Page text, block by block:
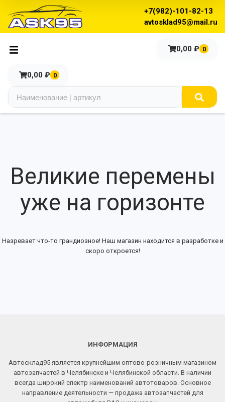
+7(982)-101-82-13
avtosklad95@mail.ru
0,00 ₽ 0
0,00 ₽ 0
Великие перемены
уже на горизонте
Назревает что-то грандиозное! Наш магазин находится в разработке и
скоро откроется!
ИНФОРМАЦИЯ
Автосклад95 является крупнейшим оптово-розничным магазином
автозапчастей в Челябинске и Челябинской области. В наличии
всегда широкий спектр наименований автотоваров. Основное
направление деятельности — продажа автозапчастей для